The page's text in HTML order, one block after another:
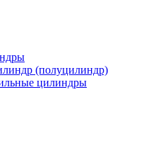
(полуцилиндр)
цилиндры